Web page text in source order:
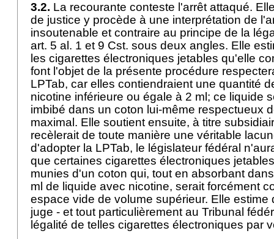
3.2. La recourante conteste l'arrêt attaqué.
de justice y procède à une interprétation de l'
insoutenable et contraire au principe de la
art. 5 al. 1 et 9 Cst. sous deux angles. Elle
les cigarettes électroniques jetables qu'elle
font l'objet de la présente procédure
LPTab, car elles contiendraient une quantité
nicotine inférieure ou égale à 2 ml; ce liquide
imbibé dans un coton lui-même respectueux
maximal. Elle soutient ensuite, à titre
recèlerait de toute manière une véritable
d'adopter la LPTab, le législateur fédéral
que certaines cigarettes électroniques
munies d'un coton qui, tout en absorbant
ml de liquide avec nicotine, serait forcément
espace vide de volume supérieur. Elle estime
juge - et tout particulièrement au Tribunal
légalité de telles cigarettes électroniques par